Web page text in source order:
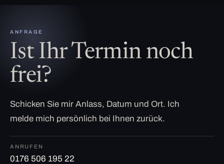
ANFRAGE
Ist Ihr Termin noch
frei?
Schicken Sie mir Anlass, Datum und Ort. Ich
melde mich persönlich bei Ihnen zurück.
ANRUFEN
0176 506 195 22